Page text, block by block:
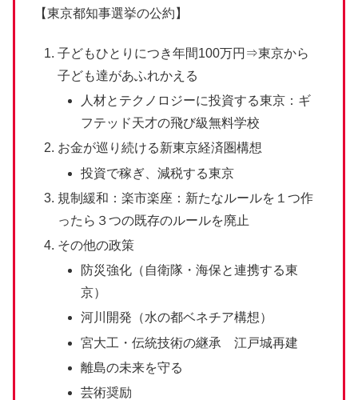
【東京都知事選挙の公約】
子どもひとりにつき年間100万円⇒東京から
子ども達があふれかえる
人材とテクノロジーに投資する東京：ギ
フテッド天才の飛び級無料学校
お金が巡り続ける新東京経済圏構想
投資で稼ぎ、減税する東京
規制緩和：楽市楽座：新たなルールを１つ作
ったら３つの既存のルールを廃止
その他の政策
防災強化（自衛隊・海保と連携する東
京）
河川開発（水の都ベネチア構想）
宮大工・伝統技術の継承 江戸城再建
離島の未来を守る
芸術奨励